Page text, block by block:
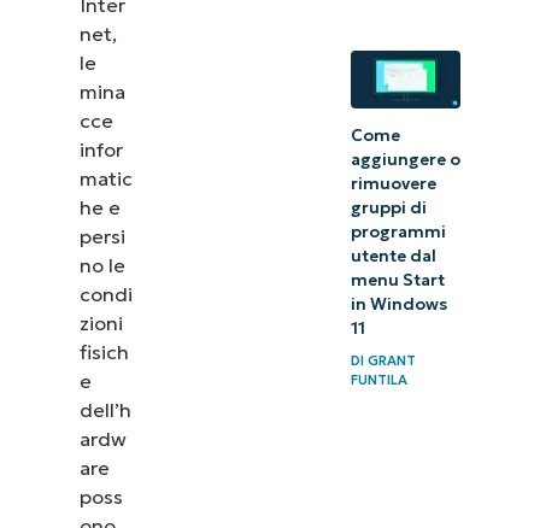
Inter
net,
le
mina
cce
infor
matic
he e
persi
no le
condi
zioni
fisich
e
dell’h
ardw
are
poss
Come
aggiungere o
rimuovere
gruppi di
programmi
utente dal
menu Start
in Windows
11
DIGRANT
FUNTILA